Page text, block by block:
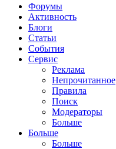
Форумы
Активность
Блоги
Статьи
События
Сервис
Реклама
Непрочитанное
Правила
Поиск
Модераторы
Больше
Больше
Больше